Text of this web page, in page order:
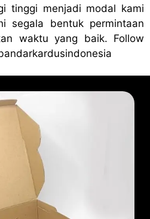
tinggi menjadi modal kami
segala bentuk permintaan
waktu yang baik. Follow
ardusindonesia